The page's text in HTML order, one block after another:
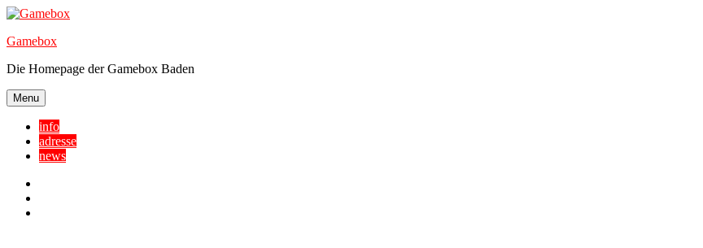
Skip
content
Gamebox
Die Homepage der Gamebox Baden
Menu
info
adresse
news